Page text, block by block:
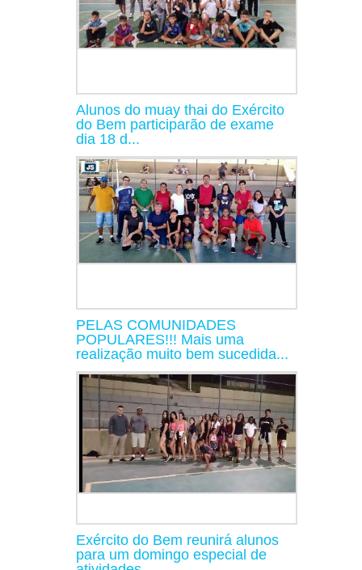
Alunos do muay thai do Exército
do Bem participarão de exame
dia 18 d...
PELAS COMUNIDADES
POPULARES!!! Mais uma
realização muito bem sucedida...
Exército do Bem reunirá alunos
para um domingo especial de